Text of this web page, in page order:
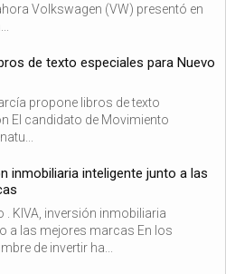
Volkswagen (VW) presentó en
de texto especiales para Nuevo
propone libros de texto
El candidato de Movimiento
inmobiliaria inteligente junto a las
. KIVA, inversión inmobiliaria
a las mejores marcas En los
de invertir ha...